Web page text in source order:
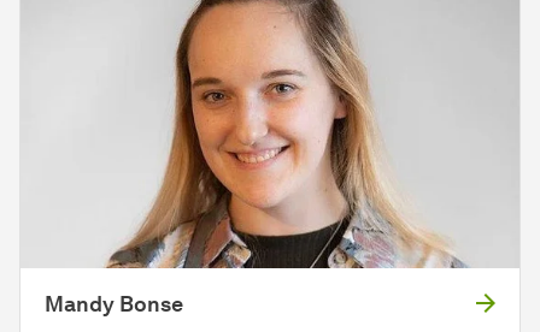
Mandy Bonse